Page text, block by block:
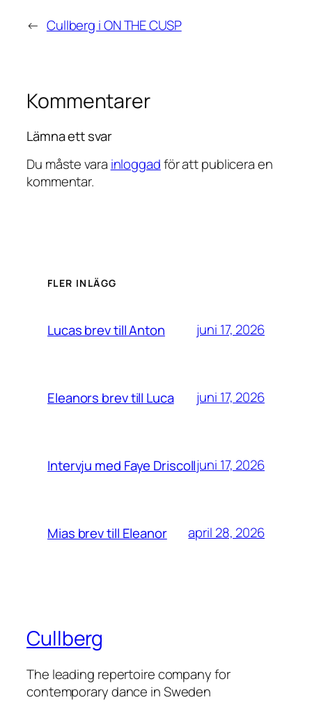
← Cullberg i ON THE CUSP
Kommentarer
Lämna ett svar
Du måste vara inloggadför att publicera en
kommentar.
FLER INLÄGG
Lucas brev till Anton juni 17, 2026
Eleanors brev till Luca juni 17, 2026
Intervju med Faye Driscolljuni 17, 2026
Mias brev till Eleanor april 28, 2026
Cullberg
The leading repertoire company for
contemporary dance in Sweden